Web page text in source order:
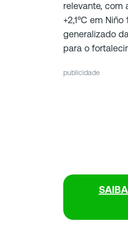
relevante, com
+2,1°C em
generalizado
para o
publicidade